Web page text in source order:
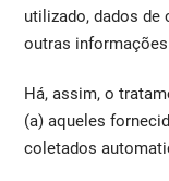
utilizado, dados de
outras
Há, assim, o
(a) aqueles
coletados